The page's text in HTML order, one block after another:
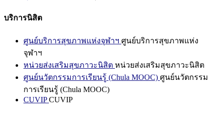
บริการนิสิต
ศูนย์บริการสุขภาพแห่งจุฬาฯ ศูนย์บริการสุขภาพแห่ง
จุฬาฯ
หน่วยส่งเสริมสุขภาวะนิสิต หน่วยส่งเสริมสุขภาวะนิสิต
ศูนย์นวัตกรรมการเรียนรู้ (Chula MOOC) ศูนย์นวัตกรรม
การเรียนรู้ (Chula MOOC)
CUVIPCUVIP